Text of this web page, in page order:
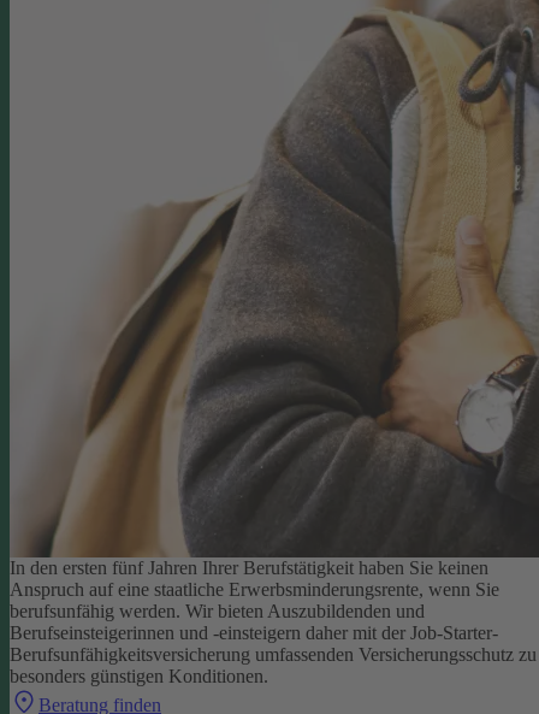
In den ersten fünf Jahren Ihrer Berufstätigkeit haben Sie keinen
Anspruch auf eine staatliche Erwerbsminderungsrente, wenn Sie
berufsunfähig werden. Wir bieten Auszubildenden und
Berufseinsteigerinnen und -einsteigern daher mit der Job-Starter-
Berufsunfähigkeitsversicherung umfassenden Versicherungsschutz zu
besonders günstigen Konditionen.
Beratung finden